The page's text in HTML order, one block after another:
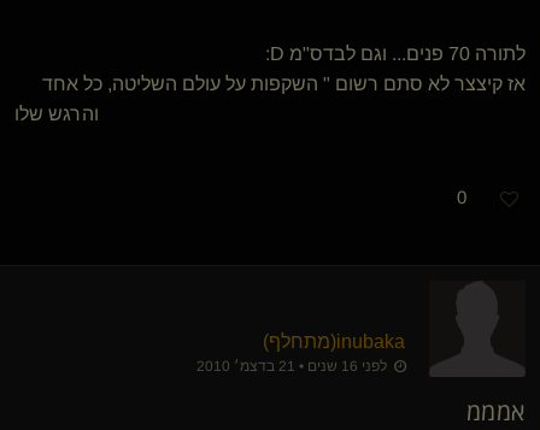
לתורה 70 פנים... וגם לבדס"מ D:
אז קיצצר לא סתם רשום " השקפות על עולם השליטה, כל אחד
והרגש שלו
0
inubaka​(מתחלף)
לפני 16 שנים • 21 בדצמ׳ 2010
אמממ